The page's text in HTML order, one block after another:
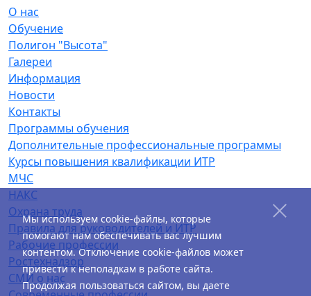
О нас
Обучение
Полигон "Высота"
Галереи
Информация
Новости
Контакты
Программы обучения
Дополнительные профессиональные программы
Курсы повышения квалификации ИТР
МЧС
НАКС
Охрана труда
Правила для руководителей и ИТР
Рабочие профессии
Ростехнадзор
СМИ о нас
Мы используем cookie-файлы, которые
помогают нам обеспечивать вас лучшим
контентом. Отключение cookie-файлов может
привести к неполадкам в работе сайта.
Продолжая пользоваться сайтом, вы даете